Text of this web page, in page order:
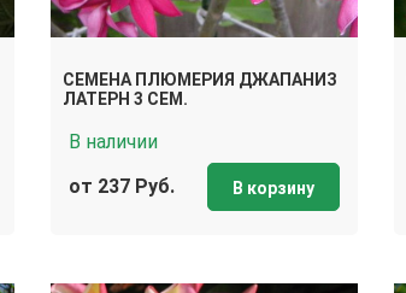
СЕМЕНА ПЛЮМЕРИЯ ДЖАПАНИЗ
ЛАТЕРН 3 СЕМ.
В наличии
от 237 Руб.
В корзину